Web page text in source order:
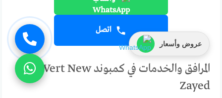
اتصل
المرافق والخدمات في كمبوند Vert New
Zayed
عروض وأسعار